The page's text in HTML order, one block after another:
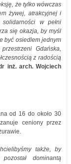
że tylko wówczas
żywej, atrakcyjnej i
w pełni
się okazja, by myśl
być osiedlem jednym
Gdańska,
z radością
inż. arch. Wojciech
od 16 do około 30
ceniony przez
także, by
dominantą